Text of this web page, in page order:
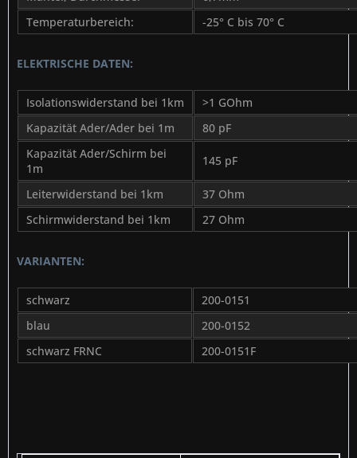
Temperaturbereich:
-25° C bis 70° C
ELEKTRISCHE DATEN:
Isolationswiderstand bei 1km
>1 GOhm
Kapazität Ader/Ader bei 1m
80 pF
Kapazität Ader/Schirm bei
1m
145 pF
Leiterwiderstand bei 1km
37 Ohm
Schirmwiderstand bei 1km
27 Ohm
VARIANTEN:
schwarz
200-0151
blau
200-0152
schwarz FRNC
200-0151F